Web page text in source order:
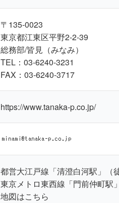
〒135-0023
東京都江東区平野2-2-39
総務部/皆見（みなみ）
TEL：03-6240-3231
FAX：03-6240-3717
https://www.tanaka-p.co.jp/
都営大江戸線「清澄白河駅」（
東京メトロ東西線「門前仲町駅
地図はこちら